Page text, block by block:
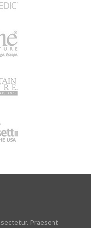
Praesent